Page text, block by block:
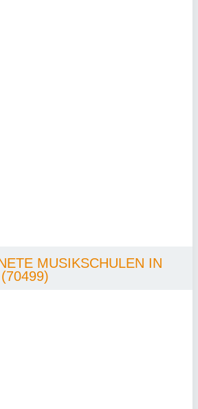
MUSIKSCHULEN IN